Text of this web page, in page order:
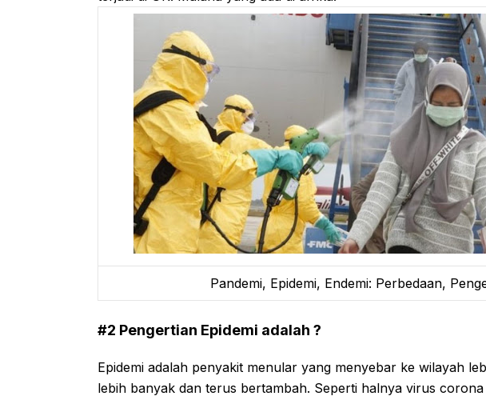
Pandemi, Epidemi, Endemi: Perbedaan,
#2 Pengertian Epidemi adalah ?
Epidemi adalah penyakit menular yang menyebar ke wilayah
lebih banyak dan terus bertambah. Seperti halnya virus